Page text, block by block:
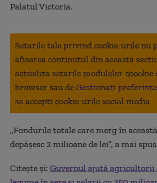
Palatul Victoria.
Setarile tale privind cookie-urile nu
afisarea continutul din aceasta
actualiza setarile modulelor
browser sau deGestionați
sa accepti cookie-urile social media
„Fondurile totale care merg în
depășesc 2 milioane de lei”, a mai
Citește și: Guvernul ajută agricultorii